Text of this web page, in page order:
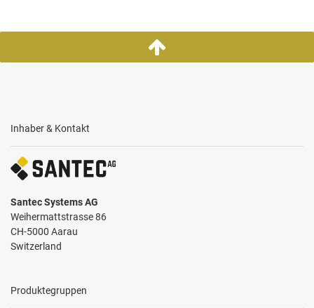
Inhaber & Kontakt
Santec Systems AG
Weihermattstrasse 86
CH-5000 Aarau
Switzerland
Produktegruppen